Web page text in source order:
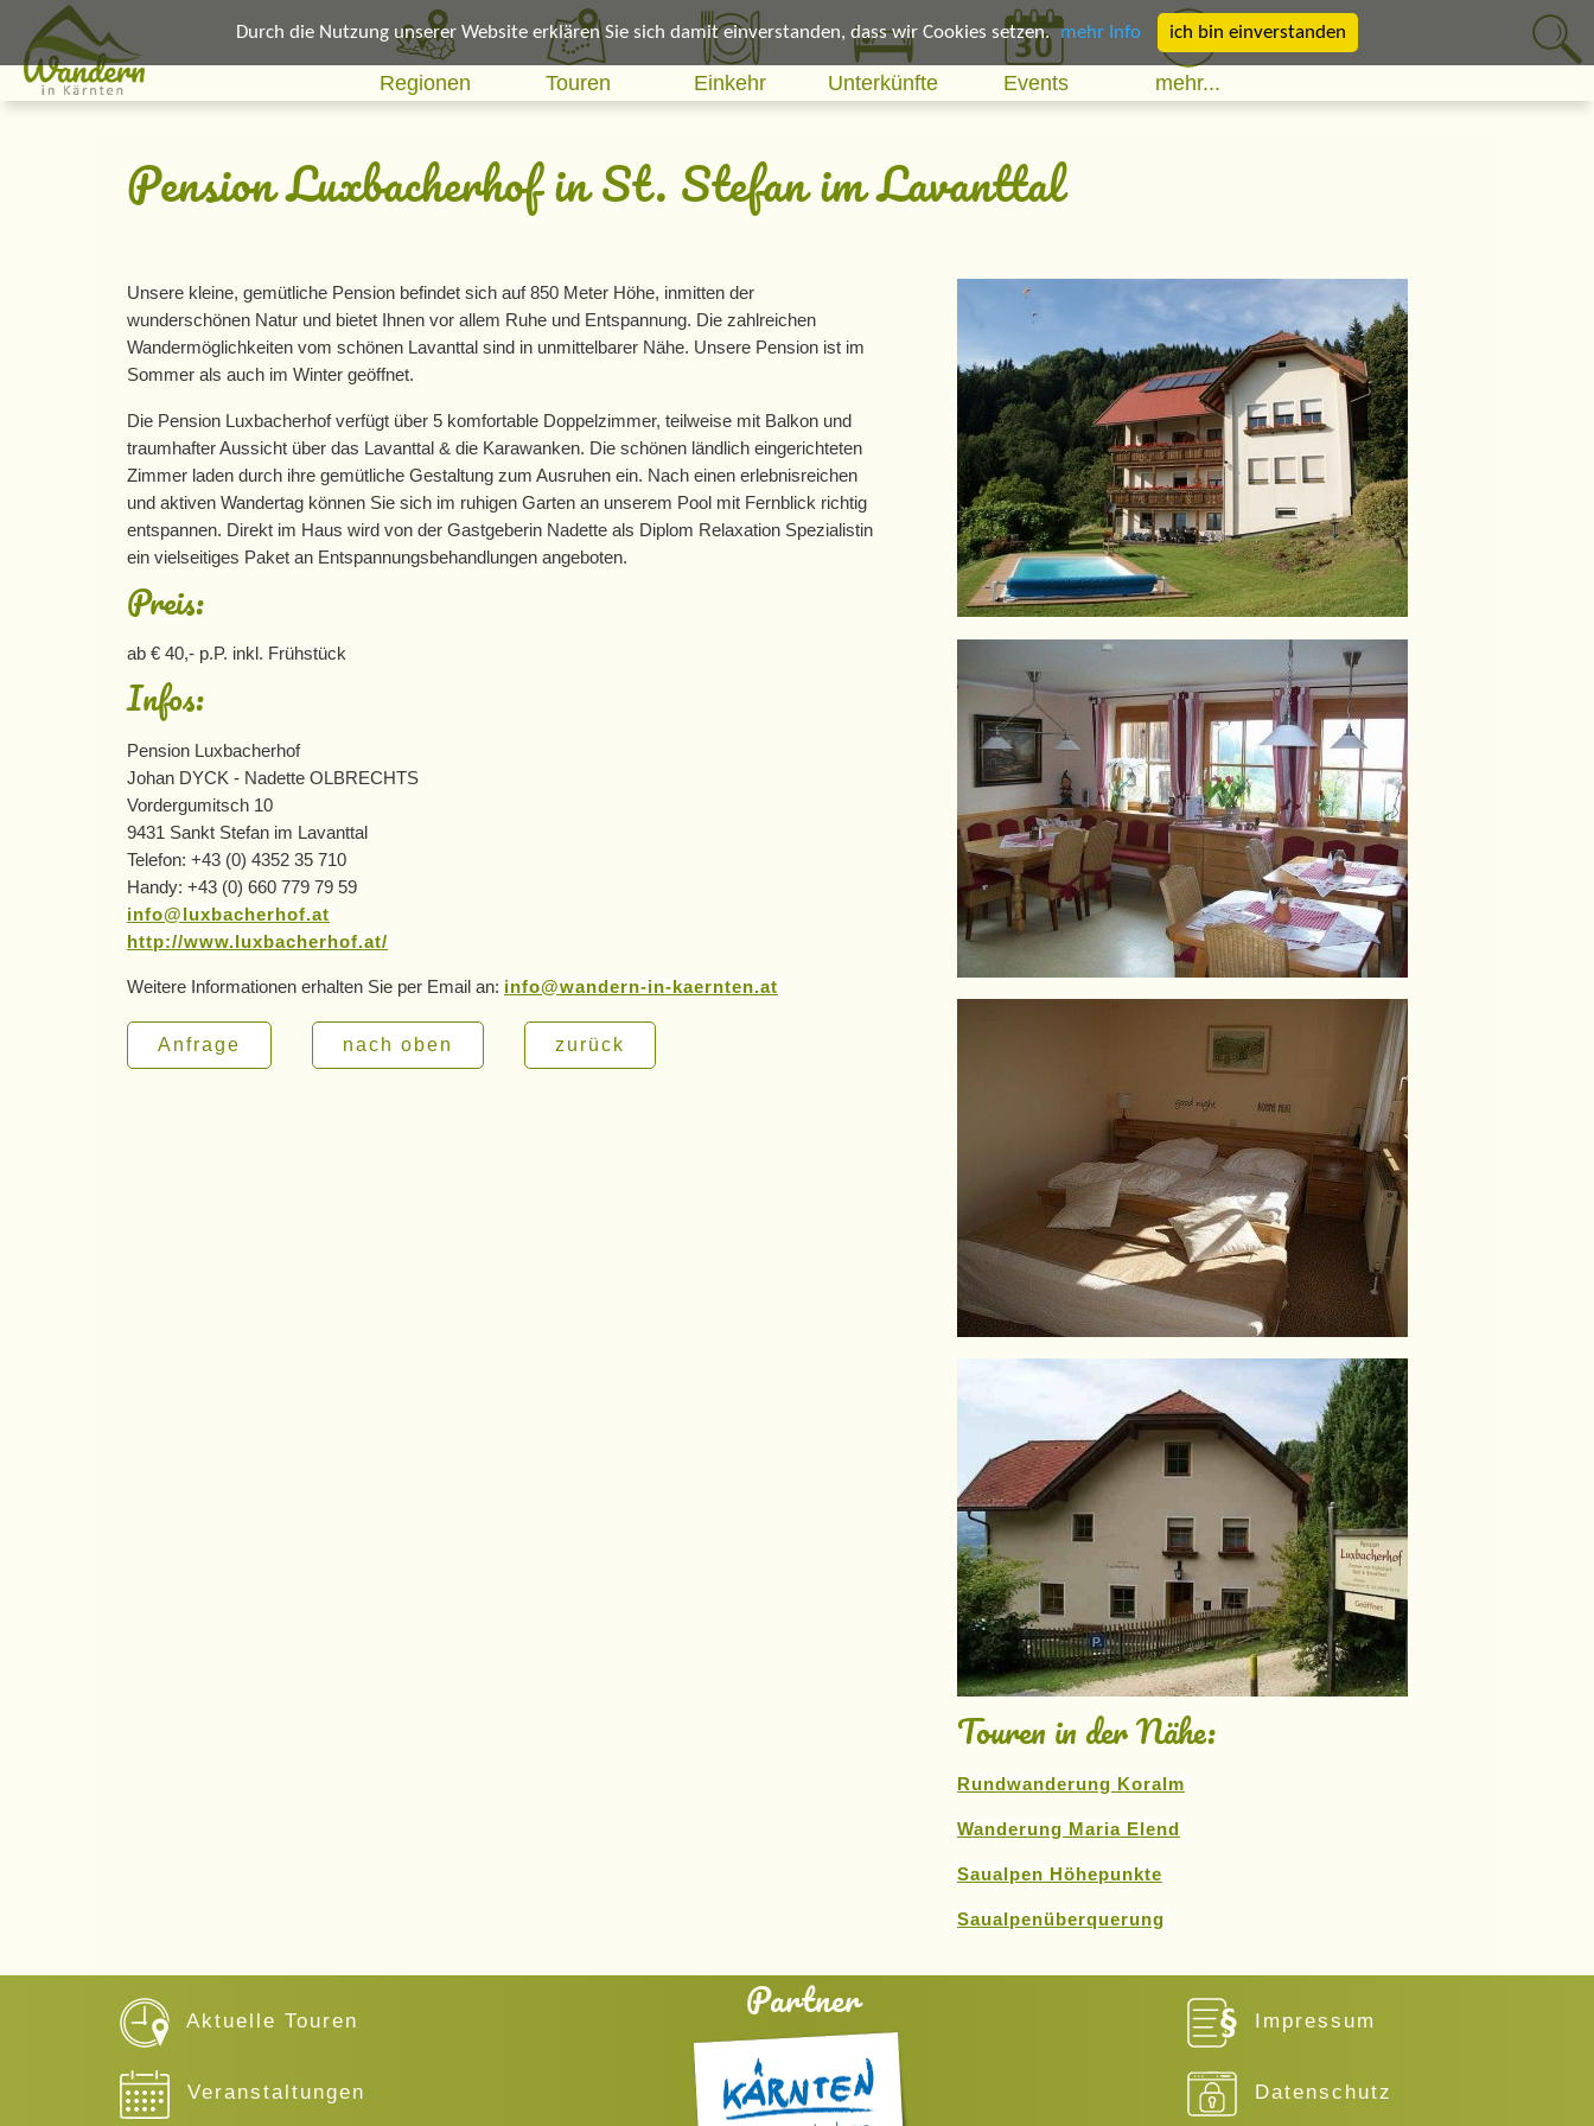
Durch die Nutzung unserer Website erklären Sie sich damit einverstanden, dass wir Cookies setzen. mehr Info ich bin einverstanden
Regionen Touren Einkehr Unterkünfte Events mehr...
Pension Luxbacherhof in St. Stefan im Lavanttal
Unsere kleine, gemütliche Pension befindet sich auf 850 Meter Höhe, inmitten der
wunderschönen Natur und bietet Ihnen vor allem Ruhe und Entspannung. Die zahlreichen
Wandermöglichkeiten vom schönen Lavanttal sind in unmittelbarer Nähe. Unsere Pension ist im
Sommer als auch im Winter geöffnet.
Die Pension Luxbacherhof verfügt über 5 komfortable Doppelzimmer, teilweise mit Balkon und
traumhafter Aussicht über das Lavanttal & die Karawanken. Die schönen ländlich eingerichteten
Zimmer laden durch ihre gemütliche Gestaltung zum Ausruhen ein. Nach einen erlebnisreichen
und aktiven Wandertag können Sie sich im ruhigen Garten an unserem Pool mit Fernblick richtig
entspannen. Direkt im Haus wird von der Gastgeberin Nadette als Diplom Relaxation Spezialistin
ein vielseitiges Paket an Entspannungsbehandlungen angeboten.
Preis:
ab € 40,- p.P. inkl. Frühstück
Infos:
Pension Luxbacherhof
Johan DYCK - Nadette OLBRECHTS
Vordergumitsch 10
9431 Sankt Stefan im Lavanttal
Telefon: +43 (0) 4352 35 710
Handy: +43 (0) 660 779 79 59
info@luxbacherhof.at
http://www.luxbacherhof.at/
Weitere Informationen erhalten Sie per Email an: info@wandern-in-kaernten.at
Anfrage nach oben zurück
Touren in der Nähe:
Rundwanderung Koralm
Wanderung Maria Elend
Saualpen Höhepunkte
Saualpenüberquerung
Aktuelle Touren
Veranstaltungen
Partner Impressum
Datenschutz